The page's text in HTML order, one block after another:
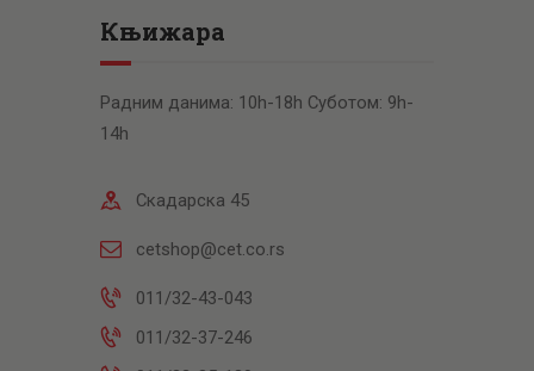
Књижара
Радним данима: 10h-18h Суботом: 9h-
14h
Скадарска 45
cetshop@cet.co.rs
011/32-43-043
011/32-37-246